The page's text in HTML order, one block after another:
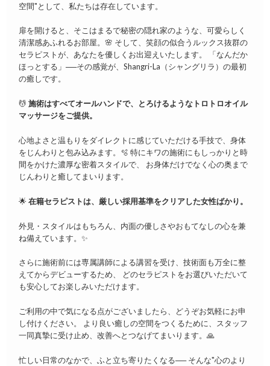
空間"として、私たちは存在しています。
扉を開けると、そこはまるで秘密の隠れ家のような、可愛らしく
清潔感あふれるお部屋。🌸 そして、笑顔の似合うルックス抜群の
セラピストが、あなたを優しくお出迎えいたします。 「なんだか
ほっとする」──その感覚が、Shangri-La（シャングリラ）の最初
の癒しです。
💆施術はすべてオールハンドで、とろけるようなトロトロオイル
マッサージをご提供。
心地よさと温もりをダイレクトに感じていただける手技で、身体
をじんわりと包み込みます。🫧 特にキワの施術にもしっかりと時
間をかけた濃厚な密着スタイルで、 お身体だけでなく心の奥まで
じんわりと癒してまいります。
🌟在籍セラピストは、厳しい採用基準をクリアした女性ばかり。
外見・スタイルはもちろん、内面の優しさやおもてなしの心を兼
ね備えています。✨
さらに施術前には専属講師による講習を受け、技術面も万全に整
えてからデビューするため、 どのセラピストをお選びいただいて
も安心してお楽しみいただけます。
ご利用の中で気になる点がございましたら、どうぞお気軽にお申
し付けください。 より良い癒しの空間をつくるために、スタッフ
一同真摯に受け止め、改善へとつなげてまいります。🙏
忙しい日常のなかで、ふと立ち寄りたくなる── そんな"心のより